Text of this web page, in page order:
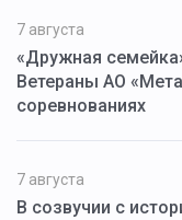
7 августа
«Дружная
Ветераны АО
соревнованиях
7 августа
В созвучии с